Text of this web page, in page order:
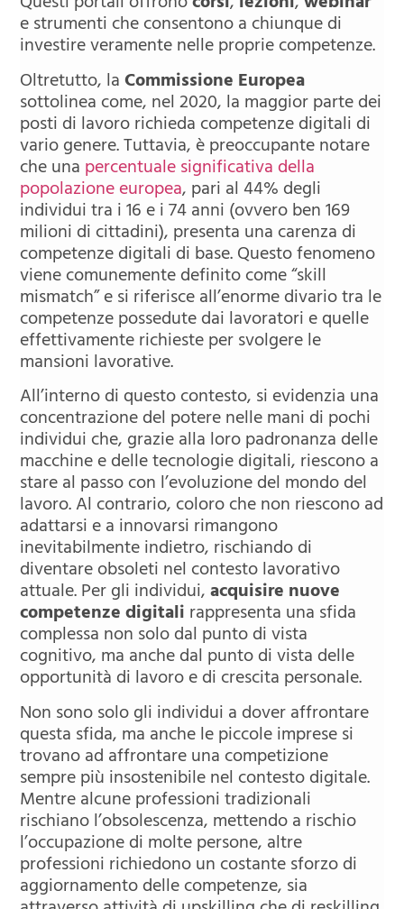
e strumenti che consentono a chiunque di
investire veramente nelle proprie competenze.
Oltretutto, laCommissione Europea
sottolinea come, nel 2020, la maggior parte dei
posti di lavoro richieda competenze digitali di
vario genere. Tuttavia, è preoccupante notare
che unapercentuale significativa della
popolazione europea, pari al 44% degli
individui tra i 16 e i 74 anni (ovvero ben 169
milioni di cittadini), presenta una carenza di
competenze digitali di base. Questo fenomeno
viene comunemente definito come “skill
mismatch” e si riferisce all’enorme divario tra le
competenze possedute dai lavoratori e quelle
effettivamente richieste per svolgere le
mansioni lavorative.
All’interno di questo contesto, si evidenzia una
concentrazione del potere nelle mani di pochi
individui che, grazie alla loro padronanza delle
macchine e delle tecnologie digitali, riescono a
stare al passo con l’evoluzione del mondo del
lavoro. Al contrario, coloro che non riescono ad
adattarsi e a innovarsi rimangono
inevitabilmente indietro, rischiando di
diventare obsoleti nel contesto lavorativo
attuale. Per gli individui,acquisire nuove
competenze digitalirappresenta una sfida
complessa non solo dal punto di vista
cognitivo, ma anche dal punto di vista delle
opportunità di lavoro e di crescita personale.
Non sono solo gli individui a dover affrontare
questa sfida, ma anche le piccole imprese si
trovano ad affrontare una competizione
sempre più insostenibile nel contesto digitale.
Mentre alcune professioni tradizionali
rischiano l’obsolescenza, mettendo a rischio
l’occupazione di molte persone, altre
professioni richiedono un costante sforzo di
aggiornamento delle competenze, sia